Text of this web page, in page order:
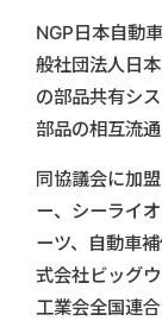
NGP日本自動
般社団法人日
の部品共有シ
部品の相互流
同協議会に加
ー、シーライ
ーツ、自動車
式会社ビッグ
工業会全国連